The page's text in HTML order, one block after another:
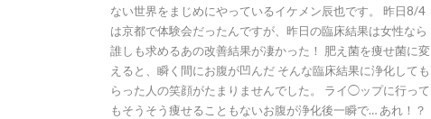
ない世界をまじめにやっているイケメン辰也です。 昨日8/4
は京都で体験会だったんですが、昨日の臨床結果は女性なら
誰しも求めるあの改善結果が凄かった！ 肥え菌を痩せ菌に変
えると、瞬く間にお腹が凹んだ そんな臨床結果に浄化しても
らった人の笑顔がたまりませんでした。 ライ◯ップに行って
もそうそう痩せることもないお腹が浄化後一瞬で… あれ！？